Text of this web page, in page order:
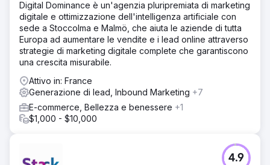
e studenti.
Soluzione
Abbiamo guidato il rilancio completo e la strategia SEO,
inclusi: Ricerca di parole chiave mirata a termini ad alto
intento (ad esempio "tutor di matematica GCSE online",
"lezioni di chimica di livello A") Riscrittura completa della
home page, delle pagine delle materie e del contenuto
del blog per chiarezza, intento di ricerca e autorevolezza
Progettato una struttura del sito ottimizzata per SEO con
UX migliorata e CTA chiari Miglioramenti tecnici SEO:
e ottimizzazione dei metadati Configurazione di Google
Analytics 4 e Google Search Console con conversione
Digital Dominance è un'agenzia pluripremiata di marketing
digitale e ottimizzazione dell'intelligenza artificiale con
sede a Stoccolma e Malmö, che aiuta le aziende di tutta
Europa ad aumentare le vendite e i lead online attraverso
strategie di marketing digitale complete che garantiscono
una crescita misurabile.
Attivo in: France
Generazione di lead, Inbound Marketing +7
E-commerce, Bellezza e benessere +1
$1,000 - $10,000
4.9